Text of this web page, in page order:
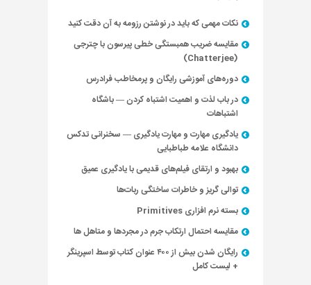
نکات مهمی که باید در نوشتن رزومه به آن دقت کنید
مقایسه ضریب همبستگی خطی پیرسون با چترجی
(Chatterjee)
دوره‌های آموزشی رایگان و پرمخاطب فرادرس
در باب لذت و اهمیت اشتباه کردن — باشگاه
اشتباهات
یادگیری مهارت و مهارت یادگیری — سخنرانی تدکس
دانشگاه علامه طباطبایی
بهبود و ارتقای فیلم‌های قدیمی با یادگیری عمیق
توالی گریز و خاطرات ساختگی ربات‌ها
بسته نرم افزاری Primitives
مقایسه احتمال ارتکاب جرم در مجردها و متاهل ها
رایگان شدن بیش از ۴۰۰ عنوان کتاب توسط اسپرینگر
+ لیست کامل